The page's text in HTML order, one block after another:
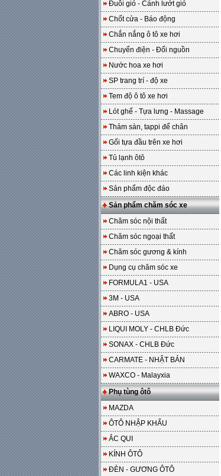
Đuôi gió - Cánh lướt gió
Chốt cửa - Báo động
Chắn nắng ô tô xe hơi
Chuyển điện - Đổi nguồn
Nước hoa xe hơi
SP trang trí - độ xe
Tem độ ô tô xe hơi
Lót ghế - Tựa lưng - Massage
Thảm sàn, tappi để chân
Gối tựa đầu trên xe hơi
Tủ lạnh ôtô
Các linh kiện khác
Sản phẩm độc đáo
Sản phẩm chăm sóc xe
Chăm sóc nội thất
Chăm sóc ngoại thất
Chăm sóc gương & kính
Dụng cụ chăm sóc xe
FORMULA1 - USA
3M - USA
ABRO - USA
LIQUI MOLY - CHLB Đức
SONAX - CHLB Đức
CARMATE - NHẬT BẢN
WAXCO - Malayxia
Phụ tùng ôtô
MAZDA
ÔTÔ NHẬP KHẨU
ẮC QUI
KÍNH ÔTÔ
ĐÈN - GƯƠNG ÔTÔ